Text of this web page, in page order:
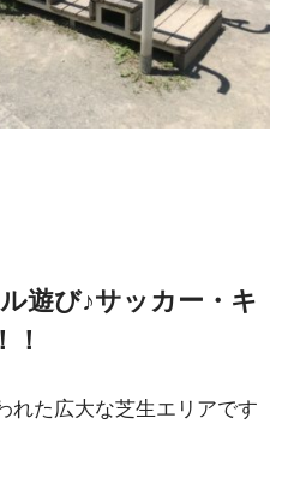
遊び♪サッカー・キ
！
れた広大な芝生エリアです